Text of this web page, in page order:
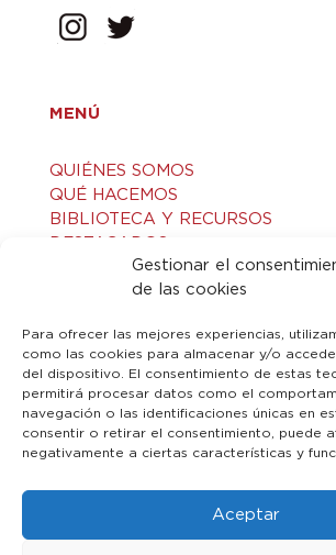
Gestionar el
de las cookies
Para ofrecer las mejores experiencias,
como las cookies para almacenar y/o
del dispositivo. El consentimiento de estas
permitirá procesar datos como el
navegación o las identificaciones únicas en
consentir o retirar el consentimiento, puede
negativamente a ciertas características y
Aceptar
MENÚ
QUIÉNES SOMOS
QUÉ HACEMOS
BIBLIOTECA Y RECURSOS
DESTACADOS
ACTIVIDADES
VISITAS GUIADAS
LEGAL
AVISO LEGAL
POLÍTICA DE COOKIES